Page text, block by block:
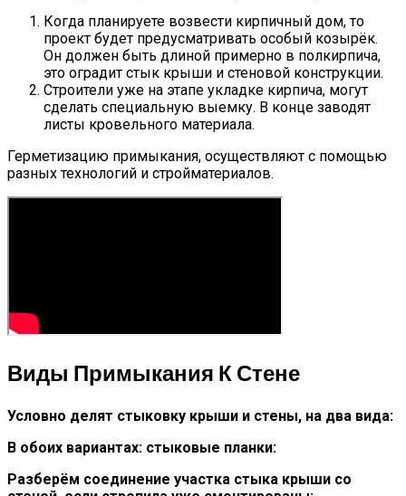
Когда планируете возвести кирпичный дом, то
проект будет предусматривать особый козырёк.
Он должен быть длиной примерно в полкирпича,
это оградит стык крыши и стеновой конструкции.
Строители уже на этапе укладке кирпича, могут
сделать специальную выемку. В конце заводят
листы кровельного материала.
Герметизацию примыкания, осуществляют с помощью
разных технологий и стройматериалов.
Виды Примыкания К Стене
Условно делят стыковку крыши и стены, на два вида:
В обоих вариантах: стыковые планки:
Разберём соединение участка стыка крыши со